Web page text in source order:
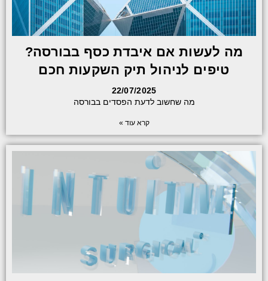
מה לעשות אם איבדת כסף בבורסה?
טיפים לניהול תיק השקעות חכם
22/07/2025
מה שחשוב לדעת הפסדים בבורסה
קרא עוד »